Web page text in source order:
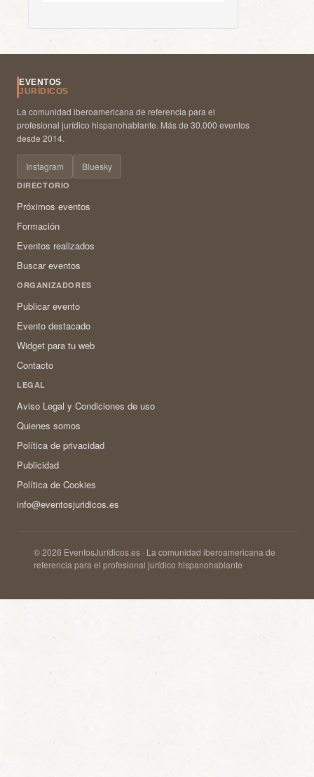
EVENTOS
JURÍDICOS
La comunidad iberoamericana de referencia para el
profesional jurídico hispanohablante. Más de 30.000 eventos
desde 2014.
Instagram Bluesky
DIRECTORIO
Próximos eventos
Formación
Eventos realizados
Buscar eventos
ORGANIZADORES
Publicar evento
Evento destacado
Widget para tu web
Contacto
LEGAL
Aviso Legal y Condiciones de uso
Quienes somos
Política de privacidad
Publicidad
Política de Cookies
info@eventosjuridicos.es
© 2026 EventosJurídicos.es · La comunidad iberoamericana de
referencia para el profesional jurídico hispanohablante